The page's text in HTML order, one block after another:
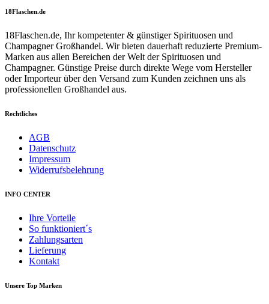
18Flaschen.de
18Flaschen.de, Ihr kompetenter & günstiger Spirituosen und
Champagner Großhandel. Wir bieten dauerhaft reduzierte Premium-
Marken aus allen Bereichen der Welt der Spirituosen und
Champagner. Günstige Preise durch direkte Wege vom Hersteller
oder Importeur über den Versand zum Kunden zeichnen uns als
professionellen Großhandel aus.
Rechtliches
AGB
Datenschutz
Impressum
Widerrufsbelehrung
INFO CENTER
Ihre Vorteile
So funktioniert´s
Zahlungsarten
Lieferung
Kontakt
Unsere Top Marken